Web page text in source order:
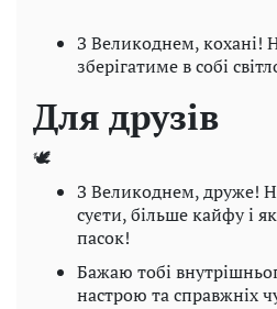
З Великоднем, кохані!
зберігатиме в собі
Для друзів
🕊
З Великоднем, друже!
суєти, більше кайфу і
пасок!
Бажаю тобі
настрою та справжніх